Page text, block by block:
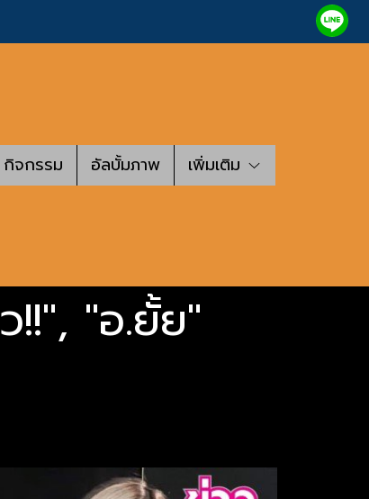
กิจกรรม อัลบั้มภาพ เพิ่มเติม
!!", "อ.ยั้ย"